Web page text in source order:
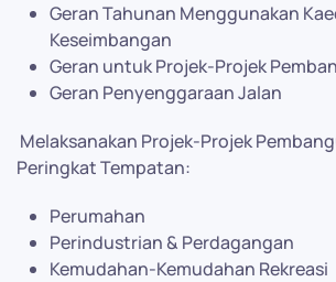
Geran Tahunan Menggunakan
Keseimbangan
Geran untuk Projek-Projek
Geran Penyenggaraan Jalan
Melaksanakan Projek-Projek
Peringkat Tempatan:
Perumahan
Perindustrian & Perdagangan
Kemudahan-Kemudahan Rekreasi